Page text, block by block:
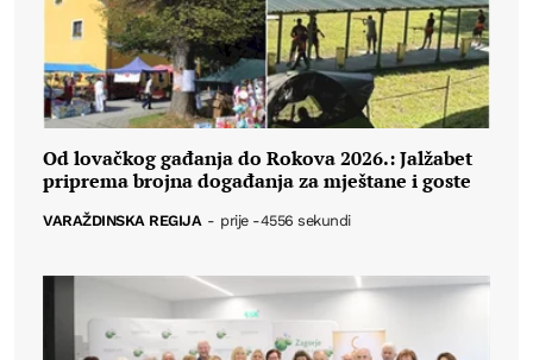
Od lovačkog gađanja do Rokova 2026.: Jalžabet
priprema brojna događanja za mještane i goste
VARAŽDINSKA REGIJA - prije -4556 sekundi